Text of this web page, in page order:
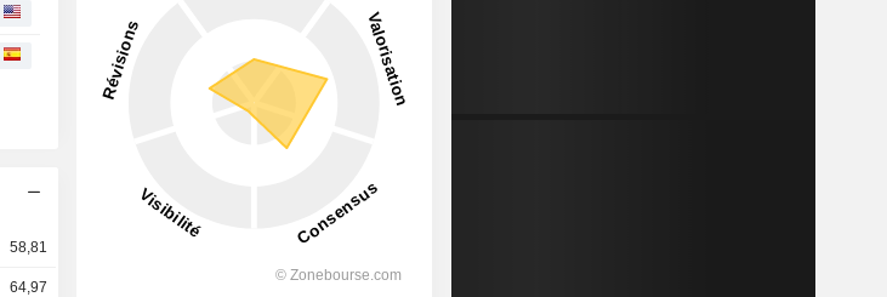
58,81
64,97